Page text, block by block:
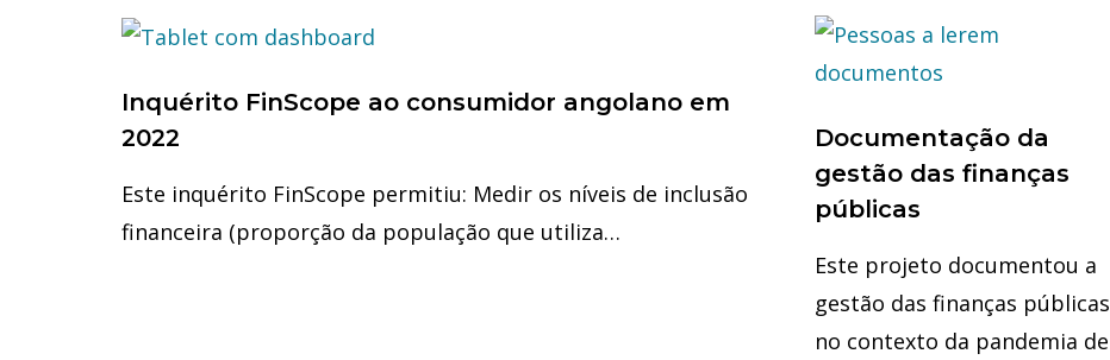
Inquérito FinScope ao consumidor angolano em
2022
Este inquérito FinScope permitiu: Medir os níveis de inclusão
financeira (proporção da população que utiliza…
Documentação da
gestão das finanças
públicas
Este projeto documentou a
gestão das finanças públicas
no contexto da pandemia de